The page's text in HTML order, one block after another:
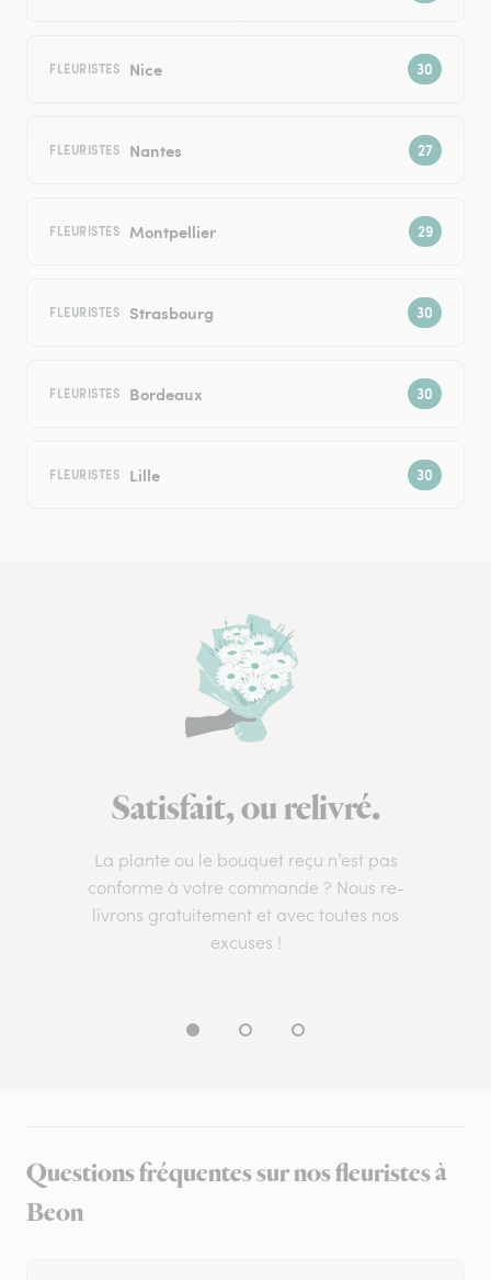
FLEURISTES Nice
FLEURISTES Nantes
FLEURISTES Montpellier
FLEURISTES Strasbourg
FLEURISTES Bordeaux
FLEURISTES Lille
Satisfait, ou relivré.
La plante ou le bouquet reçu n’est pas
conforme à votre commande ? Nous re-
livrons gratuitement et avec toutes nos
excuses !
Questions fréquentes sur nos fleuristes à
Beon